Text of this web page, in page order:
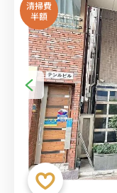
清掃費
半額